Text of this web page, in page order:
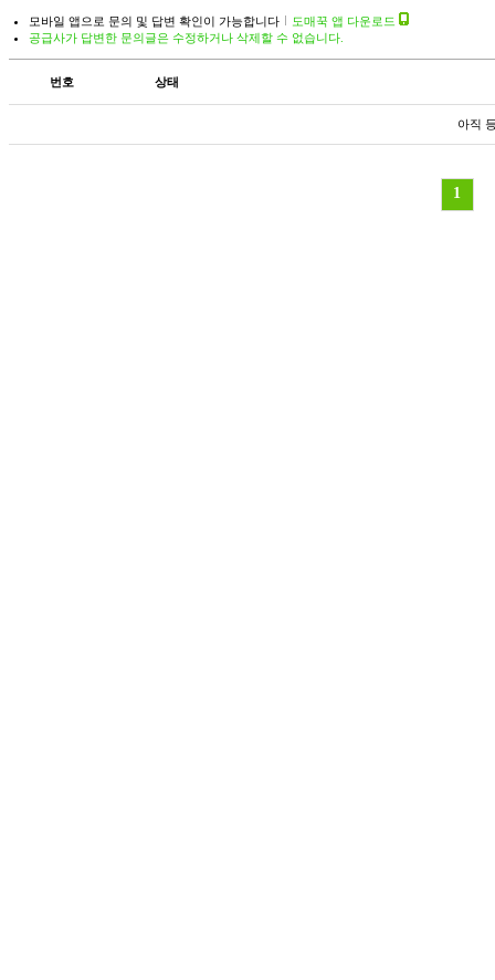
모바일 앱으로 문의 및 답변 확인이 가능합니다
도매꾹 앱 다운로드
공급사가 답변한 문의글은 수정하거나 삭제할 수 없습니다.
번호 상태
아직
1